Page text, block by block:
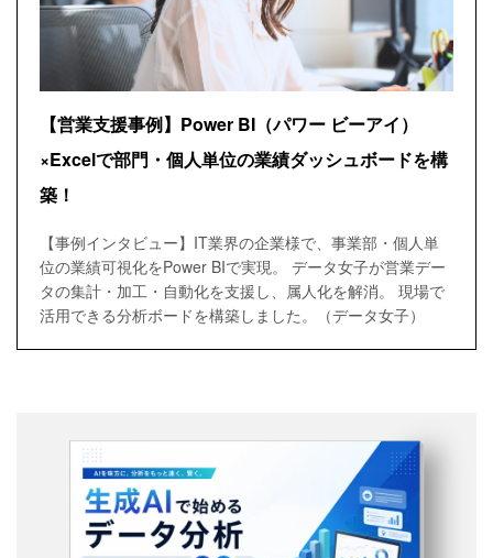
【営業支援事例】Power BI（パワー ビーアイ）
×Excelで部門・個人単位の業績ダッシュボードを構
築！
【事例インタビュー】IT業界の企業様で、事業部・個人単
位の業績可視化をPower BIで実現。 データ女子が営業デー
タの集計・加工・自動化を支援し、属人化を解消。 現場で
活用できる分析ボードを構築しました。（データ女子）